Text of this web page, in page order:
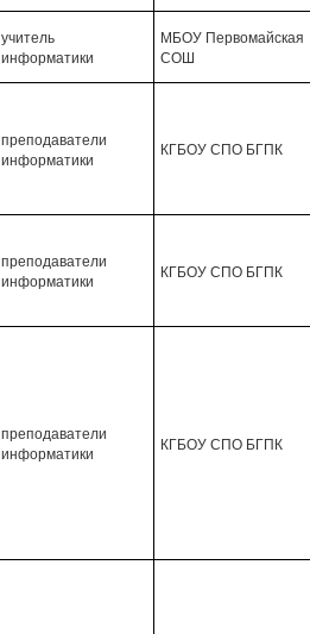
учитель
информатики
МБОУ Первомайская
СОШ
преподаватели
информатики
КГБОУ СПО БГПК
преподаватели
информатики
КГБОУ СПО БГПК
преподаватели
информатики
КГБОУ СПО БГПК